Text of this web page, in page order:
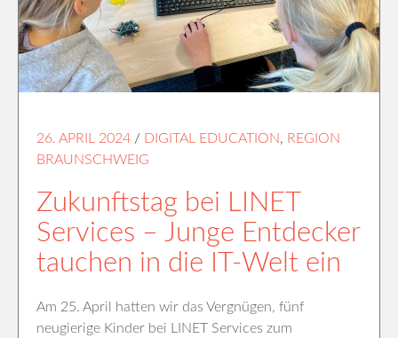
26. APRIL 2024 / DIGITAL EDUCATION, REGION
BRAUNSCHWEIG
Zukunftstag bei LINET
Services – Junge Entdecker
tauchen in die IT-Welt ein
Am 25. April hatten wir das Vergnügen, fünf
neugierige Kinder bei LINET Services zum